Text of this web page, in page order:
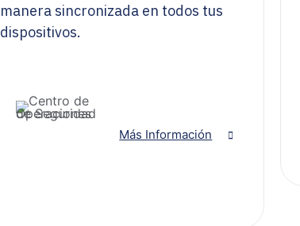
manera sincronizada en todos tus
dispositivos.
Más Información